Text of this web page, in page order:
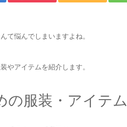
て悩んでしまいますよね。
やアイテムを紹介します。
の服装・アイテム